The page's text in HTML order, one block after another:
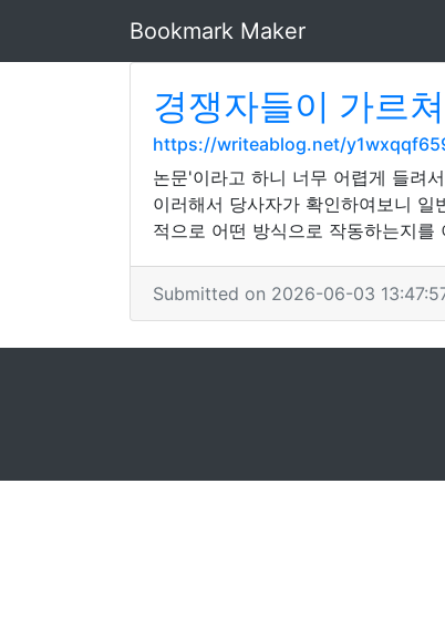
Bookmark Maker
경쟁자들이 가르
https://writeablog.net/
논문'이라고 하니 너무 어렵게 들려
이러해서 당사자가 확인하여보니
적으로 어떤 방식으로 작동하는지
Submitted on 2026-06-03